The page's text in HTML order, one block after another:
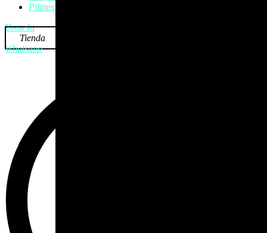
Pilates
Drop In
Tienda
Whatsapp